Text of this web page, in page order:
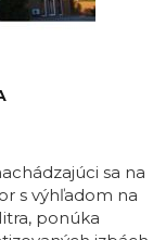
sa na
s výhľadom na
ponúka